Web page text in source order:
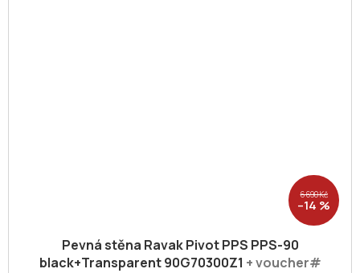
6 690 Kč
–14 %
Pevná stěna Ravak Pivot PPS PPS-90
black+Transparent 90G70300Z1 + voucher#